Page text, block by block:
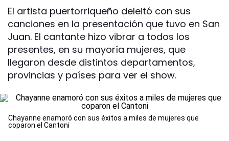
El artista puertorriqueño deleitó con sus
canciones en la presentación que tuvo en San
Juan. El cantante hizo vibrar a todos los
presentes, en su mayoría mujeres, que
llegaron desde distintos departamentos,
provincias y países para ver el show.
Chayanne enamoró con sus éxitos a miles de mujeres que
coparon el Cantoni